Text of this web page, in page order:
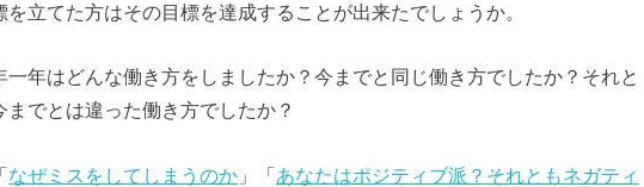
立てた方はその目標を達成することが出来たでしょうか。
一年はどんな働き方をしましたか？今までと同じ働き方でしたか？それと
でとは違った働き方でしたか？
なぜミスをしてしまうのか 」「あなたはポジティブ派？それともネガティ